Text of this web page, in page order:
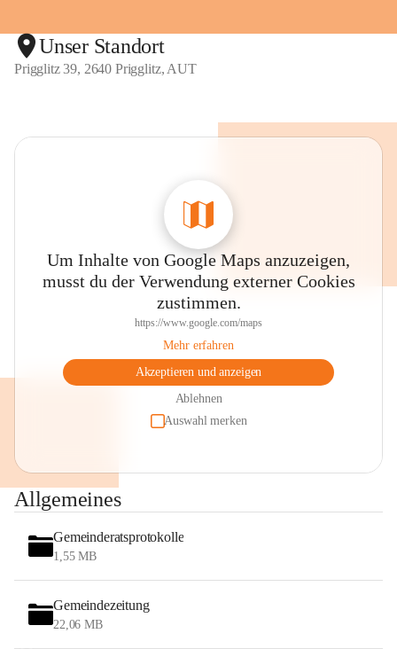
Unser Standort
Prigglitz 39, 2640 Prigglitz, AUT
Um Inhalte von Google Maps anzuzeigen,
musst du der Verwendung externer Cookies
zustimmen.
https://www.google.com/maps
Mehr erfahren
Akzeptieren und anzeigen
Ablehnen
Auswahl merken
Allgemeines
Gemeinderatsprotokolle
1,55 MB
Gemeindezeitung
22,06 MB